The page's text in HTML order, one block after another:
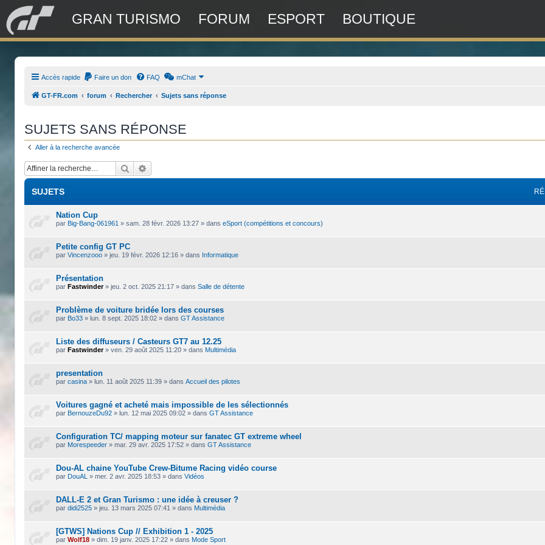
GRAN TURISMO FORUM ESPORT BOUTIQUE
Accès rapide Faire un don FAQ mChat
GT-FR.com forum Rechercher Sujets sans réponse
SUJETS SANS RÉPONSE
Aller à la recherche avancée
Rechercher
SUJETS
Nation Cup
par Big-Bang-061961 »sam. 28 févr. 2026 13:27 » danseSport (compétitions et concours)
Petite config GT PC
parVincenzooo »jeu. 19 févr. 2026 12:16 » dans Informatique
Présentation
par Fastwinder»jeu. 2 oct. 2025 21:17 » dansSalle de détente
Problème de voiture bridée lors des courses
par Bo33 » lun. 8 sept. 2025 18:02 » dansGT Assistance
Liste des diffuseurs / Casteurs GT7 au 12.25
par Fastwinder»ven. 29 août 2025 11:20 » dans Multimédia
presentation
parcasina » lun. 11 août 2025 11:39 » dansAccueil des pilotes
Voitures gagné et acheté mais impossible de les sélectionnés
par BernouzeDu92 » lun. 12 mai 2025 09:02 » dansGT Assistance
Configuration TC/ mapping moteur sur fanatec GT extreme wheel
par Morespeeder »mar. 29 avr. 2025 17:52 » dansGT Assistance
Dou-AL chaine YouTube Crew-Bitume Racing vidéo course
par DouAL »mer. 2 avr. 2025 18:53 » dansVidéos
DALL-E 2 et Gran Turismo : une idée à creuser ?
pardidi2525 »jeu. 13 mars 2025 07:41 » dans Multimédia
[GTWS] Nations Cup // Exhibition 1 - 2025
parWolf18 »dim. 19 janv. 2025 17:22 » dans Mode Sport